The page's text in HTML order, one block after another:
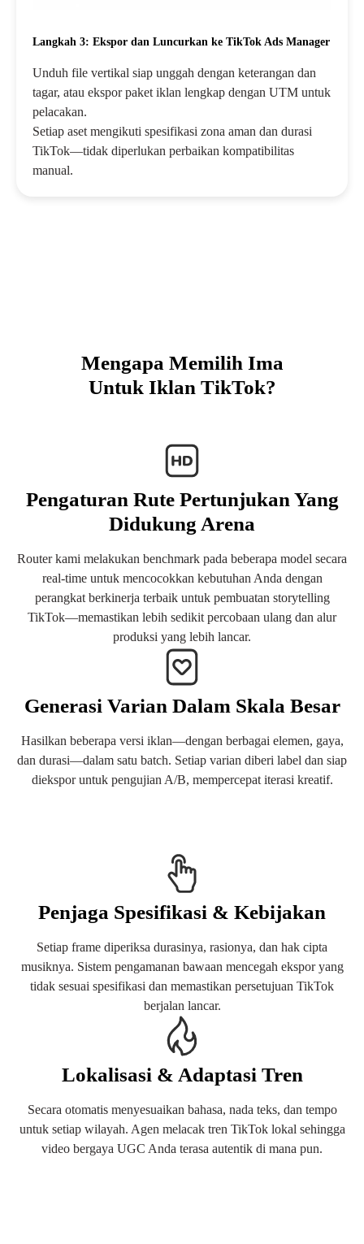
Langkah 3: Ekspor dan Luncurkan ke TikTok Ads Manager
Unduh file vertikal siap unggah dengan keterangan dan
tagar, atau ekspor paket iklan lengkap dengan UTM untuk
pelacakan.
Setiap aset mengikuti spesifikasi zona aman dan durasi
TikTok—tidak diperlukan perbaikan kompatibilitas
manual.
Mengapa Memilih Ima
Untuk Iklan TikTok?
Pengaturan Rute Pertunjukan Yang
Didukung Arena
Router kami melakukan benchmark pada beberapa model secara
real-time untuk mencocokkan kebutuhan Anda dengan
perangkat berkinerja terbaik untuk pembuatan storytelling
TikTok—memastikan lebih sedikit percobaan ulang dan alur
produksi yang lebih lancar.
Generasi Varian Dalam Skala Besar
Hasilkan beberapa versi iklan—dengan berbagai elemen, gaya,
dan durasi—dalam satu batch. Setiap varian diberi label dan siap
diekspor untuk pengujian A/B, mempercepat iterasi kreatif.
Penjaga Spesifikasi & Kebijakan
Setiap frame diperiksa durasinya, rasionya, dan hak cipta
musiknya. Sistem pengamanan bawaan mencegah ekspor yang
tidak sesuai spesifikasi dan memastikan persetujuan TikTok
berjalan lancar.
Lokalisasi & Adaptasi Tren
Secara otomatis menyesuaikan bahasa, nada teks, dan tempo
untuk setiap wilayah. Agen melacak tren TikTok lokal sehingga
video bergaya UGC Anda terasa autentik di mana pun.